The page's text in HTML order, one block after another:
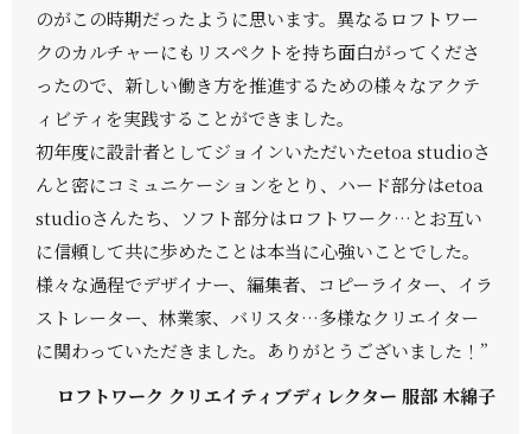
のがこの時期だったように思います。異なるロフトワー
クのカルチャーにもリスペクトを持ち面白がってくださ
ったので、新しい働き方を推進するための様々なアクテ
ィビティを実践することができました。
初年度に設計者としてジョインいただいたetoa studioさ
んと密にコミュニケーションをとり、ハード部分はetoa
studioさんたち、ソフト部分はロフトワーク…とお互い
に信頼して共に歩めたことは本当に心強いことでした。
様々な過程でデザイナー、編集者、コピーライター、イラ
ストレーター、林業家、バリスタ…多様なクリエイター
に関わっていただきました。ありがとうございました！”
ロフトワーク クリエイティブディレクター 服部 木綿子